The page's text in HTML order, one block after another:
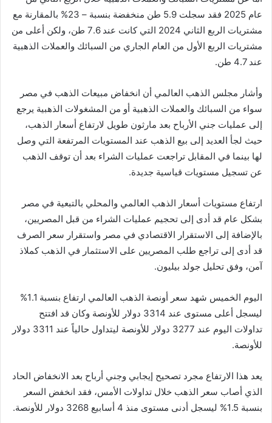
عام 2025 فقد سجلت 5.9 طن منخفضة بنسبة – 23% بالمقارنة مع
مشتريات الربع الثاني 2024 التي كانت عند 7.6 طن، ولكن أعلى من
مشتريات الربع الأول من العام الجاري من السبائك والعملات الذهبية
عند 4.7 طن.
وأشار مجلس الذهب العالمي أن انخفاض مبيعات الذهب في مصر
سواء من السبائك والعملات الذهبية أو من المشغولات الذهبية يرجع
إلى عمليات جني الأرباح بعد مارثون طويل لارتفاع أسعار الذهب،
حيث لجأ العديد إلى بيع الذهب عند المستويات المرتفعة التي وصل
لها بينما في المقابل تراجعت عمليات الشراء بعد أن توقف الذهب
عن تسجيل مستويات قياسية جديدة.
ارتفاع مستويات أسعار الذهب العالمي والمحلي بالتبعية في مصر
بشكل عام قد أدى إلى تحجيم عمليات الشراء من قبل المصريين،
بالإضافة إلى الاستقرار الاقتصادي في مصر واستقرار سعر الصرف
قد أدى إلى تراجع طلب المصريين على الاستثمار في الذهب كملاذ
آمن، وفق تحليل جولد بيليون.
اليوم الخميس شهد سعر أونصة الذهب العالمي ارتفاع بنسبة 1.1%
ليسجل أعلى مستوى عند 3314 دولار للأونصة وكان قد افتتح
تداولات اليوم عند 3277 دولار للأونصة ليتداول حالياً عند 3311 دولار
للأونصة.
يعد هذا الارتفاع مجرد تصحيح إيجابي وجني أرباح بعد الانخفاض الحاد
الذي أصاب سعر الذهب خلال تداولات الأمس، فقد انخفض السعر
بنسبة 1.5% ليسجل أدنى مستوى منذ 4 أسابيع 3268 دولار للأونصة.